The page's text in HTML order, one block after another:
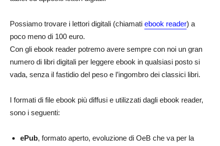
Possiamo trovare i lettori digitali (chiamati ebook reader) a
poco meno di 100 euro.
Con gli ebook reader potremo avere sempre con noi un gran
numero di libri digitali per leggere ebook in qualsiasi posto si
vada, senza il fastidio del peso e l’ingombro dei classici libri.
I formati di file ebook più diffusi e utilizzati dagli ebook reader,
sono i seguenti:
ePub, formato aperto, evoluzione di OeB che va per la